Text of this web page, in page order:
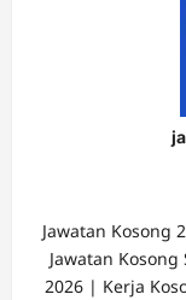
Jawatan Kosong
Jawatan
2026 | Kerja